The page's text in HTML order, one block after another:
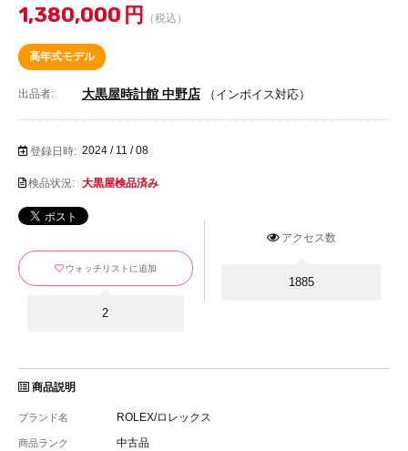
1,380,000 円 （税込）
高年式モデル
出品者: 大黒屋時計館 中野店 （インボイス対応）
登録日時: 2024 / 11 / 08
検品状況: 大黒屋検品済み
アクセス数
1885
ウォッチリストに追加
2
商品説明
ブランド名 ROLEX/ロレックス
商品ランク 中古品